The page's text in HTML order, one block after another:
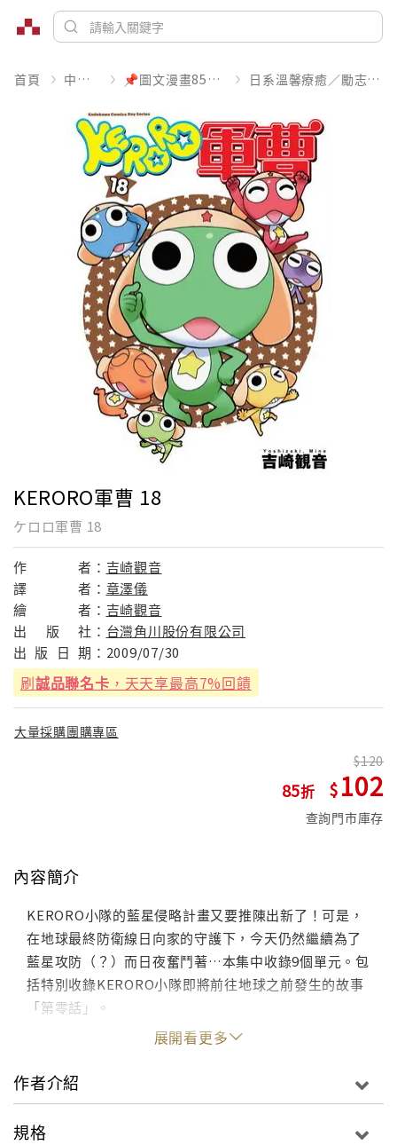
首頁 中文書 📌圖文漫畫85折起 日系溫馨療癒／勵志搞笑
KERORO軍曹 18
ケロロ軍曹 18
作 者： 吉崎觀音
譯
者： 章澤儀
繪
者： 吉崎觀音
出
版 社： 台灣角川股份有限公司
出 版 日 期： 2009/07/30
刷誠品聯名卡 ，天天享最高7%回饋
大量採購團購專區
85
120
102
查詢門市庫存
內容簡介
KERORO小隊的藍星侵略計畫又要推陳出新了！可是，
在地球最終防衛線日向家的守護下，今天仍然繼續為了
藍星攻防（？）而日夜奮鬥著…本集中收錄9個單元。包
括特別收錄KERORO小隊即將前往地球之前發生的故事
「第零話」。
展開看更多
作者介紹
規格